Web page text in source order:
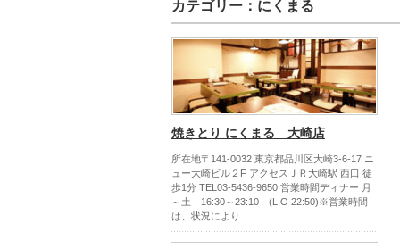
カテゴリー：にくまる
焼きとり にくまる 大崎店
所在地〒141-0032 東京都品川区大崎3-6-17 ニ
ュー大崎ビル２F アクセスＪＲ大崎駅 西口 徒
歩1分 TEL03-5436-9650 営業時間ディナー 月
～土 16:30～23:10 (L.O 22:50)※営業時間
は、状況により…